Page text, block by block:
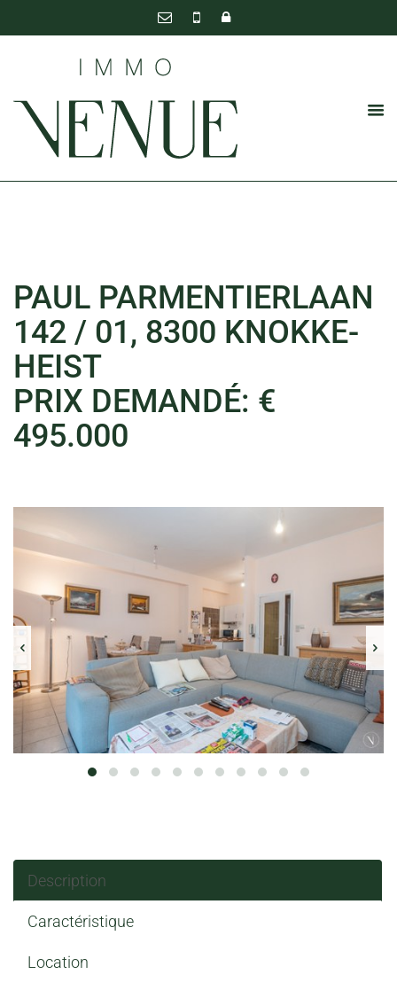
PAUL PARMENTIERLAAN
142 / 01, 8300 KNOKKE-
HEIST
PRIX DEMANDÉ: €
495.000
Description
Caractéristique
Location